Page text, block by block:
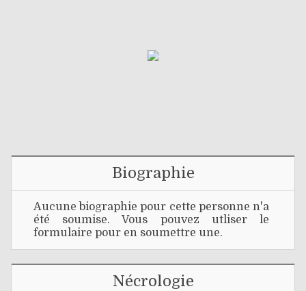
Biographie
Aucune biographie pour cette personne n'a
été soumise. Vous pouvez utliser le
formulaire pour en soumettre une.
Nécrologie